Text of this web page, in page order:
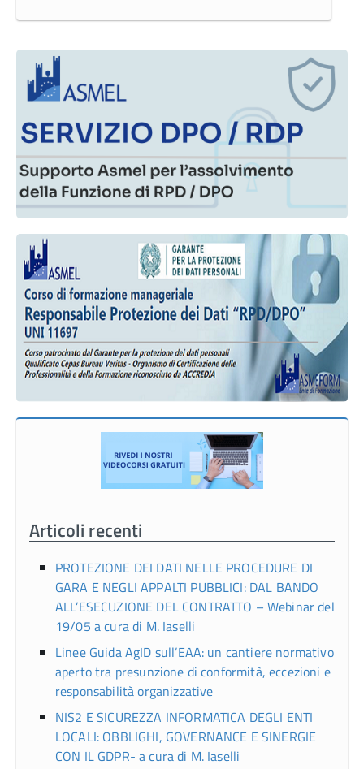
Articoli recenti
PROTEZIONE DEI DATI NELLE PROCEDURE DI
GARA E NEGLI APPALTI PUBBLICI: DAL BANDO
ALL’ESECUZIONE DEL CONTRATTO – Webinar del
19/05 a cura di M. Iaselli
Linee Guida AgID sull’EAA: un cantiere normativo
aperto tra presunzione di conformità, eccezioni e
responsabilità organizzative
NIS2 E SICUREZZA INFORMATICA DEGLI ENTI
LOCALI: OBBLIGHI, GOVERNANCE E SINERGIE
CON IL GDPR- a cura di M. Iaselli